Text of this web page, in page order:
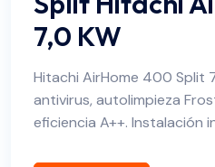
7,0 KW
Hitachi AirHome 400 Split
antivirus, autolimpieza
eficiencia A++. Instalación